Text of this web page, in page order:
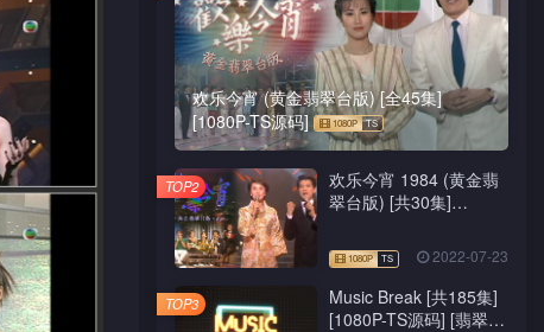
欢乐今宵 (黄金翡翠台版) [全45集]
[1080P-TS源码]
欢乐今宵 1984 (黄金翡
翠台版) [共30集]
2022-07-23
TOP2
Music Break [共185集]
[1080P-TS源码] [翡翠
TOP3